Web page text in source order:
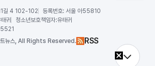
길 4 102-102 등록번호: 서울 아55810
귀 청소년보호책임자:유태귀
뉴스, All Rights Reserved. RSS